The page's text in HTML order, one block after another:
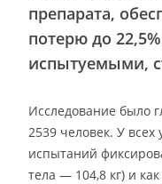
препарата,
потерю до
испытуемыми,
Исследование было
2539 человек. У
испытаний
тела — 104,8 кг) и